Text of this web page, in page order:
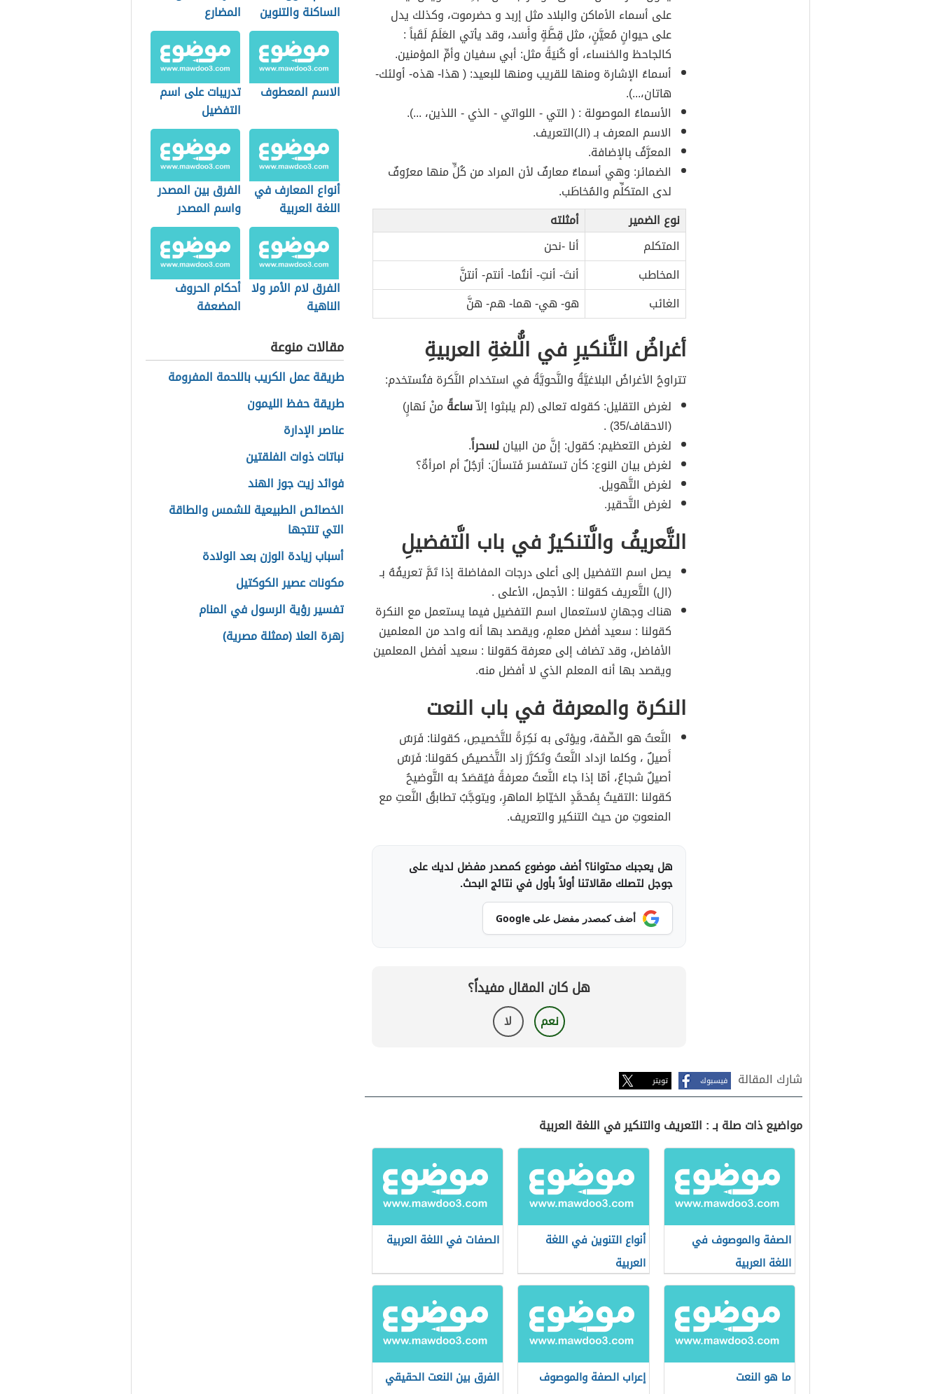
على أسماء الأماكن والبلاد مثل إربد و حضرموت، وكذلك يدل
على حيوانٍ مُعيَّنٍ، مثل قِطَّةٍ وأَسَد، وقد يأتي العَلَمُ لَقَباً :
كالجاحظ والخنساء، أو كُنيَةً مثل: أبي سفيان وأمِّ المؤمنين.
أسماءُ الإشارة ومنها للقريب ومنها للبعيد: ( هذا- هذه- أولئك-
هاتان،...).
الأسماءُ الموصولة : ( التي - اللواتي - الذي - اللذين، ...).
الاسم المعرف بـ (الـ)التعريف.
المعرَّفُ بالإضافة.
الضمائر: وهي أسماءٌ معارفٌ لأن المراد من كُلٍّ منها معرُوفٌ
لدى المتكلِّم والمُخاطَب.
نوع الضمير
أمثلته
المتكلم
أنا -نحن
المخاطب
أنتَ- أنتِ- أنتُما- أنتم- أنتنَّ
الغائب
هو- هي- هما- هم- هنَّ
أغراضُ التَّنكيرِ في الُّلغةِ العربيةِ
تتراوحُ الأغراضُ البلاغيَّةُ والنَّحويَّةُ في استخدام النَّكرة فتُستخدم:
لغرض التقليل: كقوله تعالى (لم يلبثوا إلاّساعةً منْ نَهارٍ)
(الاحقاف/35) .
لغرض التعظيم: كقول: إنَّ من البيان لسحراً.
لغرض بيان النوع: كأن تستفسرَ فَتسألَ: أرَجُلٌ أم امرأةٌ؟
لغرض التَّهويل.
لغرض التَّحقير.
التَّعريفُ والَّتنكيرُ في باب الَّتفضيلِ
يصل اسم التفضيل إلى أعلى درجات المفاضلة إذا تَمَّ تعريفُهُ بـ
(ال) التَّعريف كقولنا : الأجمل، الأعلى .
هناك وجهانِ لاستعمال اسم التفضيل فيما يستعمل مع النكرة
كقولنا : سعيد أفضل معلمٍ، ويقصد بها أنه واحد من المعلمين
الأفاضل، وقد تضاف إلى معرفة كقولنا : سعيد أفضل المعلمين
ويقصد بها أنه المعلم الذي لا أفضل منه.
النكرة والمعرفة في باب النعت
النَّعتُ هو الصِّفة، ويؤتَى به نَكِرَةً للتَّخصيصِ، كقولنا: فَرَسٌ
أَصيلٌ ، وكلما ازداد النَّعتُ وتَكرَّرَ زاد التَّخصيصُ كقولنا: فَرَسٌ
أصيلٌ شجاعٌ، أمّا إذا جاءَ النَّعتُ معرفةً فيُقصَدُ به التَّوضيحُ
كقولنا :التقيتُ بِمُحمَّدٍ الخيّاطِ الماهرِ، ويتوجَّبُ تطابقُ النَّعتِ مع
المنعوتِ من حيث التنكير والتعريف.
هل يعجبك محتوانا؟ أضف موضوع كمصدر مفضل لديك على
جوجل لتصلك مقالاتنا أولاً بأول في نتائج البحث.
أضف كمصدر مفضل على Google
هل كان المقال مفيداً؟
نعم لا
شارك المقالة فيسبوك تويتر
مواضيع ذات صلة بـ : التعريف والتنكير في اللغة العربية
الصفة والموصوف في
اللغة العربية
أنواع التنوين في اللغة
العربية
الصفات في اللغة العربية
ما هو النعت إعراب الصفة والموصوف
الفرق بين النعت الحقيقي
الساكنة والتنوين
المضارع
الاسم المعطوف
تدريبات على اسم
التفضيل
أنواع المعارف في
اللغة العربية
الفرق بين المصدر
واسم المصدر
الفرق لام الأمر ولا
الناهية
أحكام الحروف
المضعفة
مقالات منوعة
طريقة عمل الكريب باللحمة المفرومة
طريقة حفظ الليمون
عناصر الإدارة
نباتات ذوات الفلقتين
فوائد زيت جوز الهند
الخصائص الطبيعية للشمس والطاقة
التي تنتجها
أسباب زيادة الوزن بعد الولادة
مكونات عصير الكوكتيل
تفسير رؤية الرسول في المنام
زهرة العلا (ممثلة مصرية)